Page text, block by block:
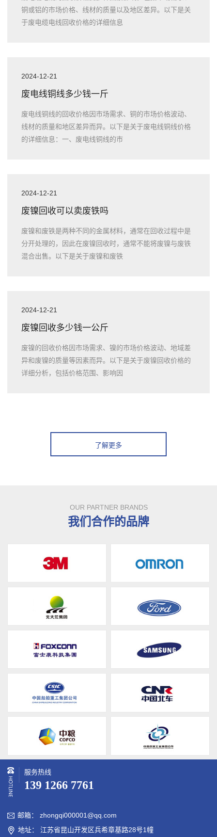
铜或铝的市场价格、线材的质量以及地区差异。以下是关
于废电缆电线回收价格的详细信息
2024-12-21
废电线铜线多少钱一斤
废电线铜线的回收价格因市场需求、铜的市场价格波动、
线材的质量和地区差异而异。以下是关于废电线铜线价格
的详细信息：一、废电线铜线的市
2024-12-21
废镍回收可以卖废铁吗
废镍和废铁是两种不同的金属材料，通常在回收过程中是
分开处理的，因此在废镍回收时，通常不能将废镍与废铁
混合出售。以下是关于废镍和废铁
2024-12-21
废镍回收多少钱一公斤
废镍的回收价格因市场需求、镍的市场价格波动、地域差
异和废镍的质量等因素而异。以下是关于废镍回收价格的
详细分析，包括价格范围、影响因
了解更多
OUR PARTNER BRANDS
我们合作的品牌
服务热线
139 1266 7761
 邮箱： zhongqi000001@qq.com
 地址： 江苏省昆山开发区兵希章基路28号1幢